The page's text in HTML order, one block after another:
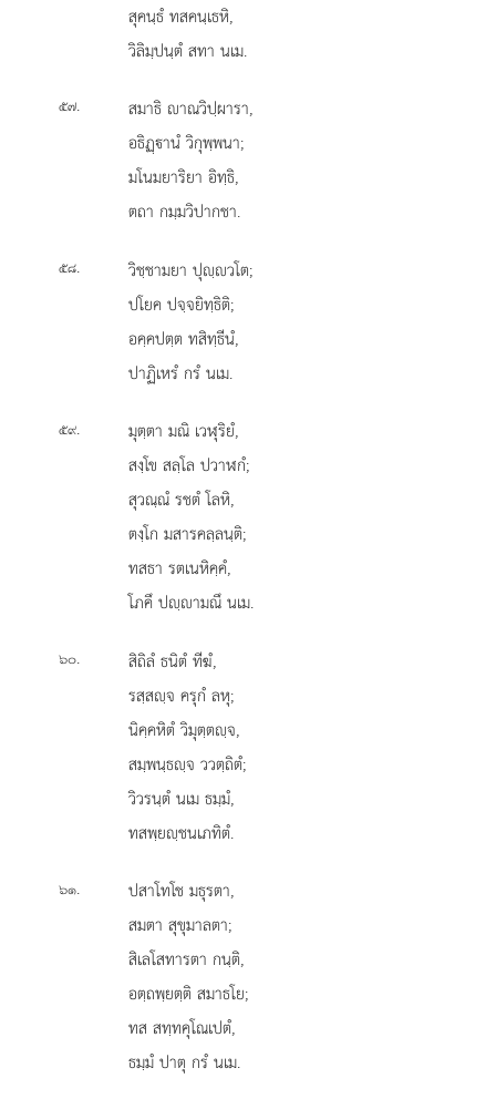
สุคนฺธํ ทสคนฺเธหิ,
วิลิมฺปนฺตํ สทา นเม.
๕๗. สมาธิ าณวิปฺผารา,
อธิฏฺานํ วิกุพฺพนา;
มโนมยาริยา อิทฺธิ,
ตถา กมฺมวิปากชา.
๕๘.
วิชฺชามยา ปุฺวโต;
ปโยค ปจฺจยิทฺธิติ;
อคฺคปตฺต ทสิทฺธีนํ,
ปาฏิเหรํ กรํ นเม.
๕๙. มุตฺตา มณิ เวฬุริยํ,
สงฺโข สลฺโล ปวาฬกํ;
สุวณฺณํ รชตํ โลหิ,
ตงฺโก มสารคลฺลนฺติ;
ทสธา รตเนหิคฺคํ,
โภคึ ปฺามณึ นเม.
๖๐.
สิถิลํ ธนิตํ ทีฆํ,
รสฺสฺจ ครุกํ ลหุ;
นิคฺคหิตํ วิมุตฺตฺจ,
สมฺพนฺธฺจ ววตฺถิตํ;
วิวรนฺตํ นเม ธมฺมํ,
ทสพฺยฺชนเภทิตํ.
๖๑. ปสาโทโช มธุรตา,
สมตา สุขุมาลตา;
สิเลโสทารตา กนฺติ,
อตฺถพฺยตฺติ สมาธโย;
ทส สทฺทคุโณเปตํ,
ธมฺมํ ปาตุ กรํ นเม.